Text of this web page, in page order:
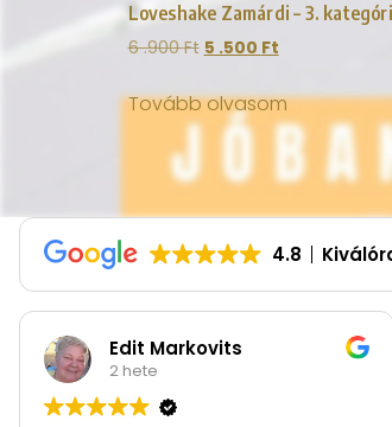
Loveshake Zamárdi – 3.
6 .900Ft 5 .500 Ft
Tovább olvasom
4.8
Edit Markovits
2 hete